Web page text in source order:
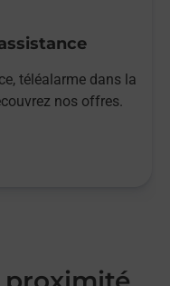
téléalarme dans la
nos offres.